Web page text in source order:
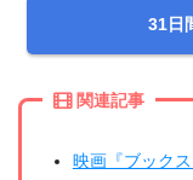
31日
関連記事
映画『ブック